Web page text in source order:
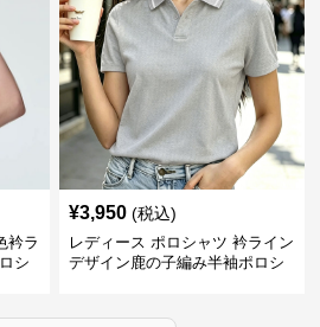
衿ラ
シ
¥3,950 (税込)
レディース ポロシャツ 衿ライン
デザイン鹿の子編み半袖ポロシ